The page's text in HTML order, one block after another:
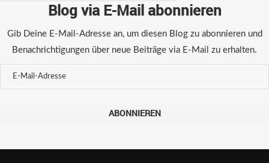
Blog via E-Mail abonnieren
Gib Deine E-Mail-Adresse an, um diesen Blog zu abonnieren und
Benachrichtigungen über neue Beiträge via E-Mail zu erhalten.
ABONNIEREN